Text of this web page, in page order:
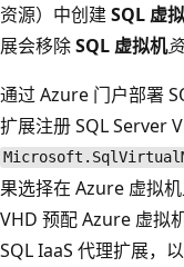
资源）中创建SQL 虚
展会移除SQL 虚拟机
通过 Azure 门户部署
扩展注册 SQL Server
果选择在 Azure 虚拟
VHD 预配 Azure 虚拟
SQL IaaS 代理扩展，